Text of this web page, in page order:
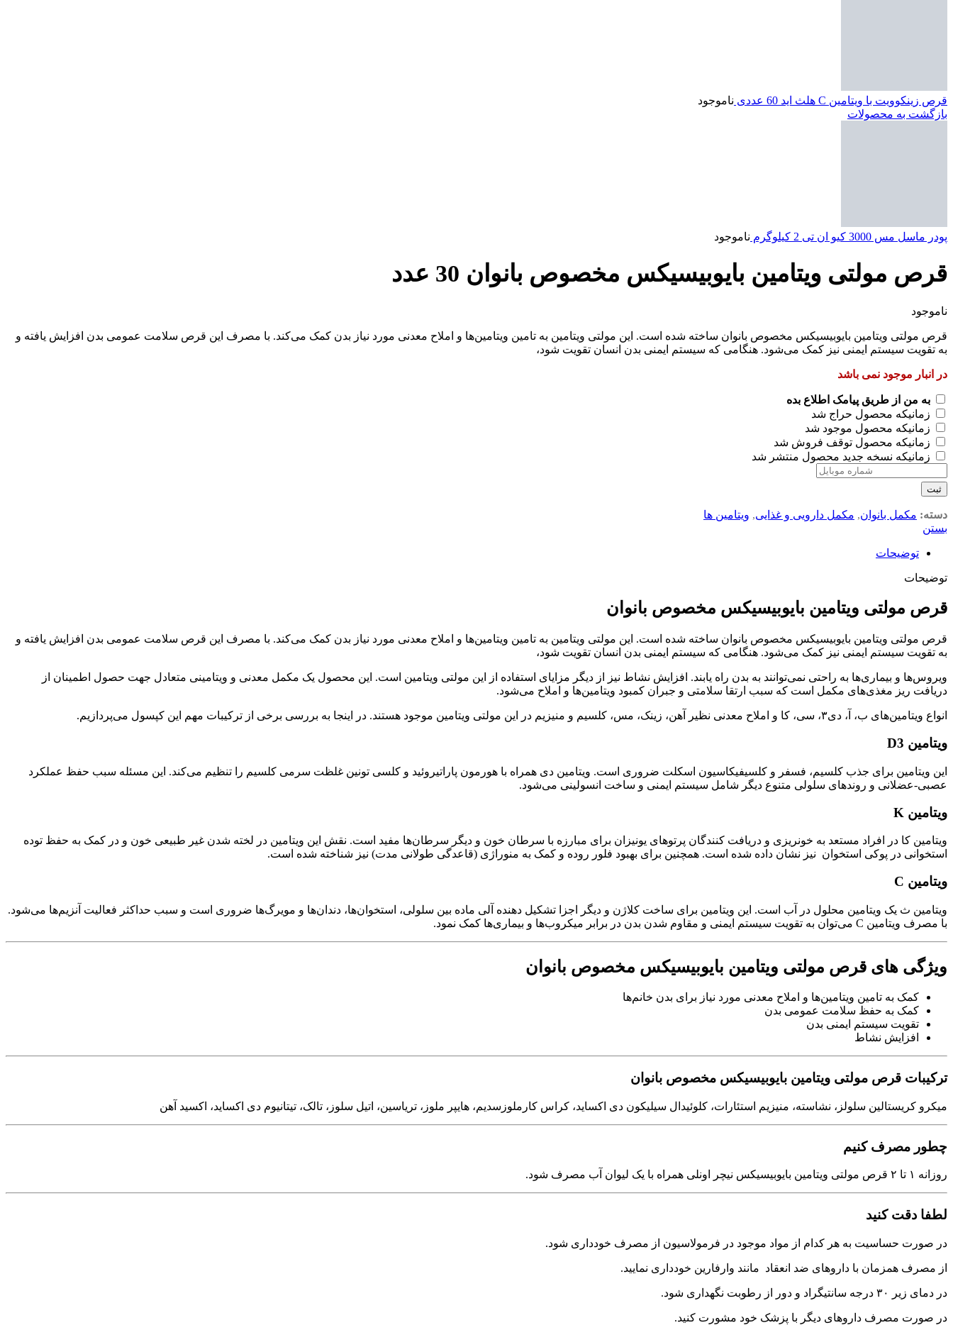
قرص زینکوویت با ویتامین C هلث اید 60 عددی
ناموجود
بازگشت به محصولات
پودر ماسل مس 3000 کیو ان تی 2 کیلوگرم ناموجود
قرص مولتی ویتامین بایوبیسیکس مخصوص بانوان 30 عدد
ناموجود
قرص مولتی ویتامین بایوبیسیکس مخصوص بانوان ساخته شده است. این مولتی ویتامین به تامین ویتامین‌ها و املاح معدنی مورد نیاز بدن کمک می‌کند. با مصرف این قرص سلامت عمومی بدن افزایش یافته و
به تقویت سیستم ایمنی نیز کمک می‌شود. هنگامی که سیستم ایمنی بدن انسان تقویت شود،
در انبار موجود نمی باشد
به من از طریق پیامک اطلاع بده
زمانیکه محصول حراج شد
زمانیکه محصول موجود شد
زمانیکه محصول توقف فروش شد
زمانیکه نسخه جدید محصول منتشر شد
ثبت
دسته: مکمل بانوان, مکمل دارویی و غذایی, ویتامین ها
بستن
توضیحات
توضیحات
قرص مولتی ویتامین بایوبیسیکس مخصوص بانوان
قرص مولتی ویتامین بایوبیسیکس مخصوص بانوان ساخته شده است. این مولتی ویتامین به تامین ویتامین‌ها و املاح معدنی مورد نیاز بدن کمک می‌کند. با مصرف این قرص سلامت عمومی بدن افزایش یافته و
به تقویت سیستم ایمنی نیز کمک می‌شود. هنگامی که سیستم ایمنی بدن انسان تقویت شود،
ویروس‌ها و بیماری‌ها به راحتی نمی‌توانند به بدن راه یابند. افزایش نشاط نیز از دیگر مزایای استفاده از این مولتی ویتامین است. این محصول یک مکمل معدنی و ویتامینی متعادل جهت حصول اطمینان از
دریافت ریز مغذی‌های مکمل است که سبب ارتقا سلامتی و جبران کمبود ویتامین‌ها و املاح می‌شود.
انواع ویتامین‌های ب، آ، دی۳، سی، کا و املاح معدنی نظیر آهن، زینک، مس، کلسیم و منیزیم در این مولتی ویتامین موجود هستند. در اینجا به بررسی برخی از ترکیبات مهم این کپسول می‌پردازیم.
ویتامین D3
این ویتامین برای جذب کلسیم، فسفر و کلسیفیکاسیون اسکلت ضروری است. ویتامین دی همراه با هورمون پاراتیروئید و کلسی تونین غلظت سرمی کلسیم را تنظیم می‌کند. این مسئله سبب حفظ عملکرد
عصبی-عضلانی و روندهای سلولی متنوع دیگر شامل سیستم ایمنی و ساخت انسولینی می‌شود.
ویتامین K
ویتامین کا در افراد مستعد به خونریزی و دریافت کنندگان پرتوهای یونیزان برای مبارزه با سرطان خون و دیگر سرطان‌ها مفید است. نقش این ویتامین در لخته شدن غیر طبیعی خون و در کمک به حفظ توده
استخوانی در پوکی استخوان نیز نشان داده شده است. همچنین برای بهبود فلور روده و کمک به منوراژی (قاعدگی طولانی مدت) نیز شناخته شده است.
ویتامین C
ویتامین ث یک ویتامین محلول در آب است. این ویتامین برای ساخت کلاژن و دیگر اجزا تشکیل دهنده آلی ماده بین سلولی، استخوان‌ها، دندان‌ها و مویرگ‌ها ضروری است و سبب حداکثر فعالیت آنزیم‌ها می‌شود.
با مصرف ویتامین C می‌توان به تقویت سیستم ایمنی و مقاوم شدن بدن در برابر میکروب‌ها و بیماری‌ها کمک نمود.
ویژگی های قرص مولتی ویتامین بایوبیسیکس مخصوص بانوان
کمک به تامین ویتامین‌ها و املاح معدنی مورد نیاز برای بدن خانم‌ها
کمک به حفظ سلامت عمومی بدن
تقویت سیستم ایمنی بدن
افزایش نشاط
ترکیبات قرص مولتی ویتامین بایوبیسیکس مخصوص بانوان
میکرو کریستالین سلولز، نشاسته، منیزیم استئارات، کلوئیدال سیلیکون دی اکساید، کراس کارملوزسدیم، هایپر ملوز، تریاسین، اتیل سلوز، تالک، تیتانیوم دی اکساید، اکسید آهن
چطور مصرف کنیم
روزانه ۱ تا ۲ قرص مولتی ویتامین بایوبیسیکس نیچر اونلی همراه با یک لیوان آب مصرف شود.
لطفا دقت کنید
در صورت حساسیت به هر کدام از مواد موجود در فرمولاسیون از مصرف خودداری شود.
از مصرف همزمان با داروهای ضد انعقاد مانند وارفارین خودداری نمایید.
در دمای زیر ۳۰ درجه سانتیگراد و دور از رطوبت نگهداری شود.
در صورت مصرف داروهای دیگر با پزشک خود مشورت کنید.